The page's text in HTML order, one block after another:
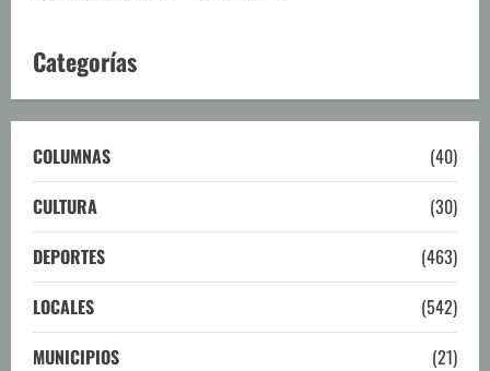
Categorías
COLUMNAS
(40)
CULTURA
(30)
DEPORTES
(463)
LOCALES
(542)
MUNICIPIOS
(21)